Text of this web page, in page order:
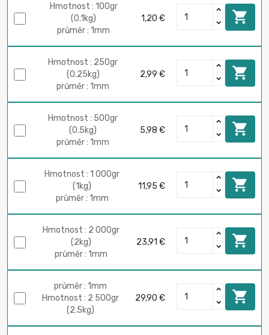
Hmotnost : 100gr
(0.1kg)
průměr : 1mm
1,20 € 
Hmotnost : 250gr
(0.25kg)
průměr : 1mm
2,99 € 
Hmotnost : 500gr
(0.5kg)
průměr : 1mm
5,98 € 
Hmotnost : 1 000gr
(1kg)
průměr : 1mm
11,95 € 
Hmotnost : 2 000gr
(2kg)
průměr : 1mm
23,91 € 
průměr : 1mm
Hmotnost : 2 500gr
(2.5kg)
29,90 € 